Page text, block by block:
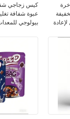
عبوة شفافة
بيولوجي